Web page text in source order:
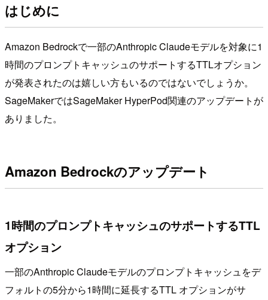
はじめに
Amazon Bedrockで一部のAnthropic Claudeモデルを対象に1
時間のプロンプトキャッシュのサポートするTTLオプション
が発表されたのは嬉しい方もいるのではないでしょうか。
SageMakerではSageMaker HyperPod関連のアップデートが
ありました。
Amazon Bedrockのアップデート
1時間のプロンプトキャッシュのサポートするTTL
オプション
一部のAnthropic Claudeモデルのプロンプトキャッシュをデ
フォルトの5分から1時間に延長するTTL オプションがサ